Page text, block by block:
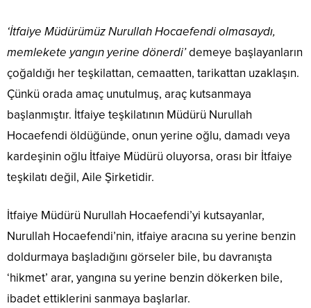
‘İtfaiye Müdürümüz Nurullah Hocaefendi olmasaydı,
memlekete yangın yerine dönerdi’demeye başlayanların
çoğaldığı her teşkilattan, cemaatten, tarikattan uzaklaşın.
Çünkü orada amaç unutulmuş, araç kutsanmaya
başlanmıştır. İtfaiye teşkilatının Müdürü Nurullah
Hocaefendi öldüğünde, onun yerine oğlu, damadı veya
kardeşinin oğlu İtfaiye Müdürü oluyorsa, orası bir İtfaiye
teşkilatı değil, Aile Şirketidir.
İtfaiye Müdürü Nurullah Hocaefendi’yi kutsayanlar,
Nurullah Hocaefendi’nin, itfaiye aracına su yerine benzin
doldurmaya başladığını görseler bile, bu davranışta
‘hikmet’ arar, yangına su yerine benzin dökerken bile,
ibadet ettiklerini sanmaya başlarlar.